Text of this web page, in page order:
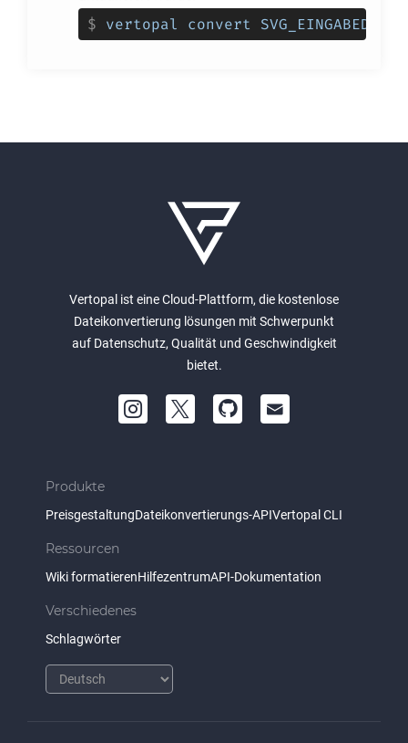
$ vertopal convert
Vertopal ist eine Cloud-Plattform, die kostenlose
Dateikonvertierung lösungen mit Schwerpunkt
auf Datenschutz, Qualität und Geschwindigkeit
bietet.
Produkte
PreisgestaltungDateikonvertierungs-APIVertopal CLI
Ressourcen
Wiki formatierenHilfezentrumAPI-Dokumentation
Verschiedenes
Schlagwörter